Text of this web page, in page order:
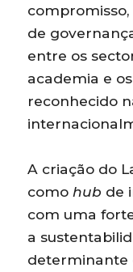
de
entre os
academia e
reconhecido
A criação do
como hub de
com uma
a
determinante